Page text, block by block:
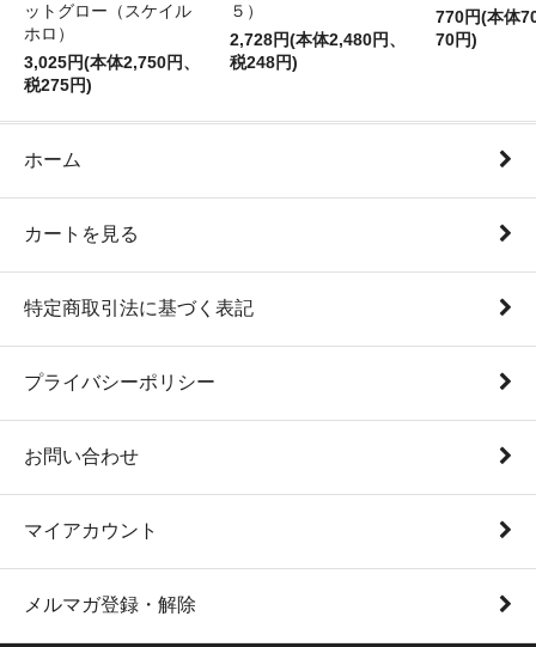
ットグロー（スケイル
ホロ）
3,025円(本体2,750円、
税275円)
５）
2,728円(本体2,480円、
税248円)
770円(本体
70円)
ホーム
カートを見る
特定商取引法に基づく表記
プライバシーポリシー
お問い合わせ
マイアカウント
メルマガ登録・解除